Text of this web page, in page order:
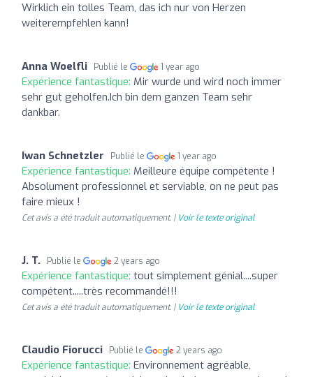
Wirklich ein tolles Team, das ich nur von Herzen
weiterempfehlen kann!
Anna Woelfli Publié le 1 year ago
Expérience fantastique: Mir wurde und wird noch immer
sehr gut geholfen.Ich bin dem ganzen Team sehr
dankbar.
Iwan Schnetzler Publié le 1 year ago
Expérience fantastique: Meilleure équipe compétente !
Absolument professionnel et serviable, on ne peut pas
faire mieux !
Cet avis a été traduit automatiquement. | Voir le texte original
J. T. Publié le 2 years ago
Expérience fantastique: tout simplement génial....super
compétent.....très recommandé!!!
Cet avis a été traduit automatiquement. | Voir le texte original
Claudio Fiorucci Publié le 2 years ago
Expérience fantastique: Environnement agréable,